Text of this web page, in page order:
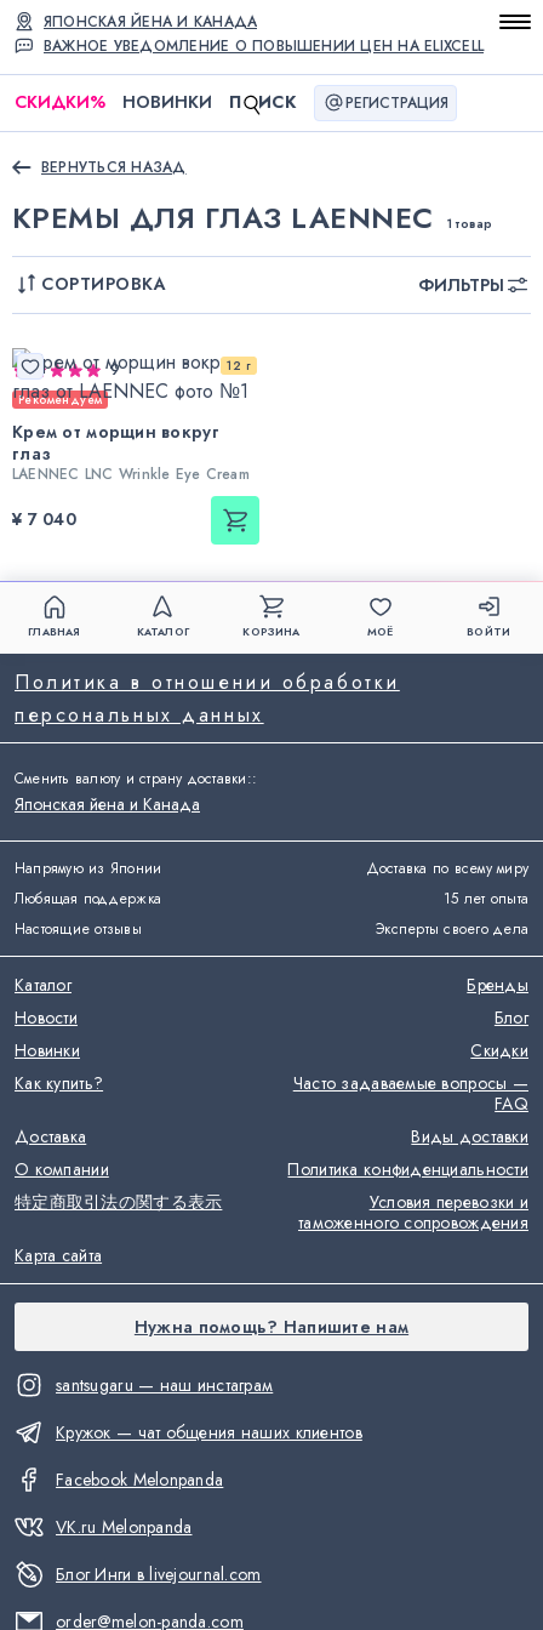
ВАЖНОЕ УВЕДОМЛЕНИЕ О ПОВЫШЕНИИ ЦЕН НА ELIXCELL
ЯПОНСКАЯ ЙЕНА И КАНАДА
СКИДКИ% НОВИНКИ П ИСК РЕГИСТРАЦИЯ
ВЕРНУТЬСЯ НАЗАД
КРЕМЫ ДЛЯ ГЛАЗ LAENNEC 1 товар
СОРТИРОВКА ФИЛЬТРЫ
12 г
9
Рекомендуем
Крем от морщин вокруг
глаз
LAENNEC LNC Wrinkle Eye Cream
¥ 7 040
ГЛАВНАЯ КАТАЛОГ КОРЗИНА МОЁ ВОЙТИ
Напрямую из Японии
Доставка по всему миру
Любящая поддержка
15 лет опыта
Настоящие отзывы
Эксперты своего дела
santsugaru — наш инстаграм
Кружок — чат общения наших клиентов
Facebook Melonpanda
VK.ru Melonpanda
Блог Инги в livejournal.com
order@melon-panda.com
Политика в отношении обработки
персональных данных
Каталог
Бренды
Новости
Блог
Новинки
Скидки
Как купить?
Часто задаваемые вопросы —
FAQ
Доставка
Виды доставки
О компании
Политика конфиденциальности
特定商取引法の関する表示
Условия перевозки и
таможенного сопровождения
Карта сайта
Сменить валюту и страну доставки::
Японская йена и Канада
Нужна помощь? Напишите нам